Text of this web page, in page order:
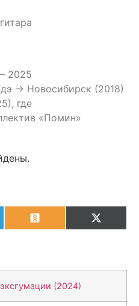
2025
-> Новосибирск (2018)
где
«Помин»
OdnoklassnikiX
(2024)